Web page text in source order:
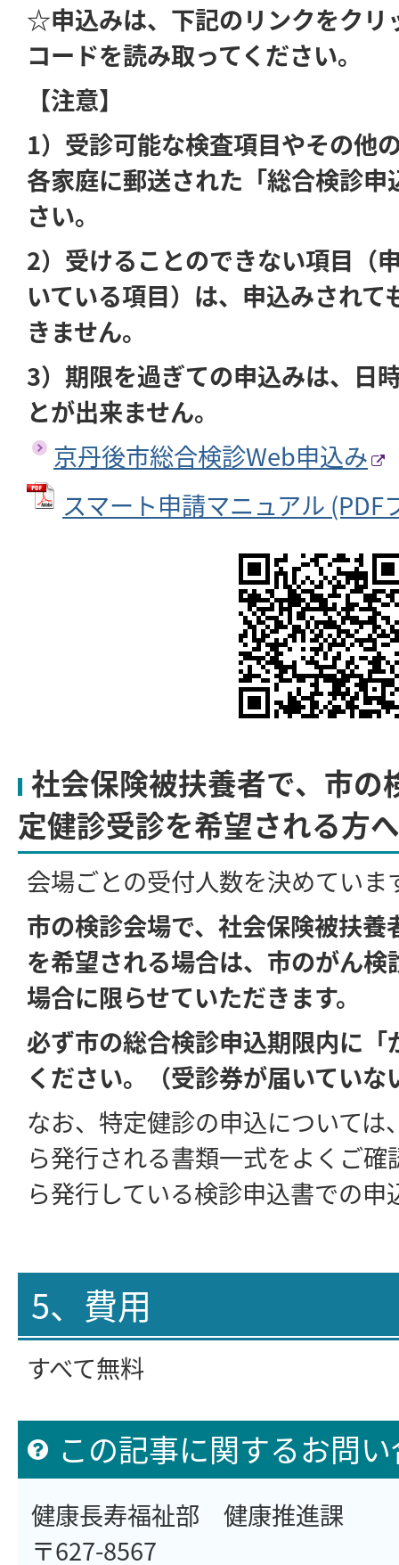
☆申込みは、下記のリンクをクリ
コードを読み取ってください。
【注意】
1）受診可能な検査項目やその他
各家庭に郵送された 「総合検診
さい。
2）受けることのできない項目
いている項目）は、申込みされて
きません。
3）期限を過ぎての申込みは、 日
とが出来ません。
京丹後市総合検診Web申込み
スマート申請マニュアル (PDF
社会保険被扶養者で、市の
定健診受診を希望される方へ
会場ごとの受付人数を決めていま
市の検診会場で、社会保険被扶養
を希望される場合は、市のがん
場合に限らせていただきます。
必ず市の総合検診申込期限内に
ください。（受診券が届いていな
なお、特定健診の申込については
ら発行される書類一式をよくご
ら発行している検診申込書での
5、費用
すべて無料
この記事に関するお問
健康長寿福祉部 健康推進課
〒627-8567